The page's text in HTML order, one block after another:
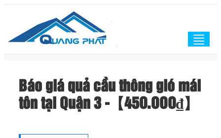
Báo giá quả cầu thông gió mái
tôn tại Quận 3 -【45O.OOO₫】